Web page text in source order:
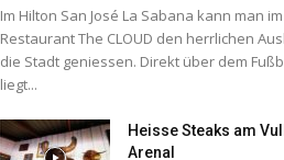
Im Hilton San José La Sabana kann man im
Restaurant The CLOUD den herrlichen
die Stadt geniessen. Direkt über dem
liegt...
Heisse Steaks am
Arenal